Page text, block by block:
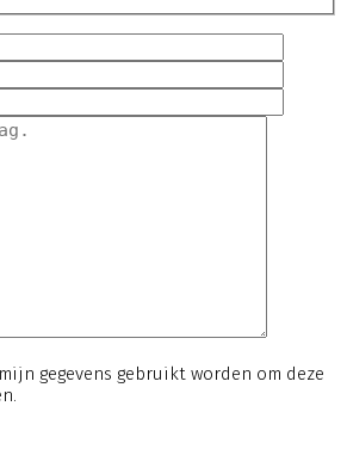
gegevens gebruikt worden om deze